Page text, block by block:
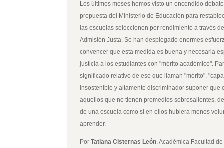
Los últimos meses hemos visto un encendido
propuesta del Ministerio de Educación para
las escuelas seleccionen por rendimiento a través
Admisión Justa. Se han desplegado enormes
convencer que esta medida es buena y necesaria
justicia a los estudiantes con "mérito académico".
significado relativo de eso que llaman "mérito",
insostenible y altamente discriminador suponer que
aquellos que no tienen promedios sobresalientes,
de una escuela como si en ellos hubiera menos
aprender.
Por Tatiana Cisternas León, Académica Facultad